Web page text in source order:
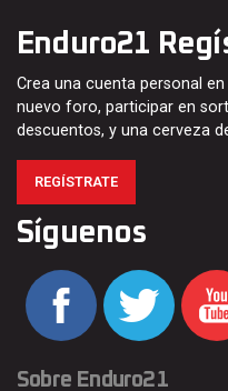
Enduro21
Crea una cuenta personal
nuevo foro, participar en
descuentos, y una cerveza
REGÍSTRATE
Síguenos
Sobre Enduro21